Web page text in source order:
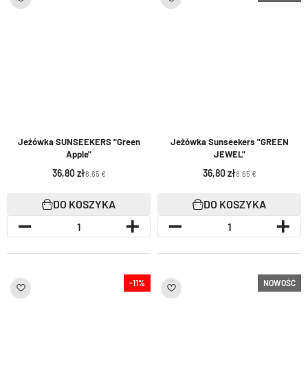
Jeżówka SUNSEEKERS "Green
Apple"
36,80 8.65 €
DO KOSZYKA
Jeżówka Sunseekers "GREEN
JEWEL"
36,80 8.65 €
DO KOSZYKA
-11% NOWOŚĆ